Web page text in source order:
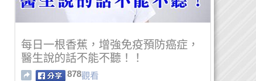
每日一根香蕉，增強免疫預防癌症，
醫生說的話不能不聽！！
878觀看